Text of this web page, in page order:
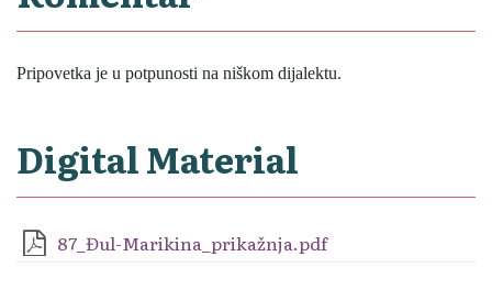
Pripovetka je u potpunosti na niškom dijalektu.
Digital Material
87_Đul-Marikina_prikažnja.pdf